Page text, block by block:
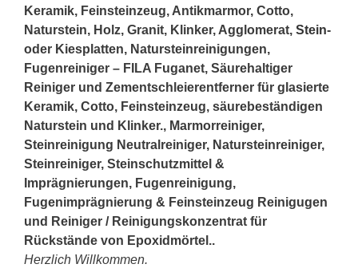
Keramik, Feinsteinzeug, Antikmarmor, Cotto,
Naturstein, Holz, Granit, Klinker, Agglomerat, Stein-
oder Kiesplatten, Natursteinreinigungen,
Fugenreiniger – FILA Fuganet, Säurehaltiger
Reiniger und Zementschleierentferner für glasierte
Keramik, Cotto, Feinsteinzeug, säurebeständigen
Naturstein und Klinker., Marmorreiniger,
Steinreinigung Neutralreiniger, Natursteinreiniger,
Steinreiniger, Steinschutzmittel &
Imprägnierungen, Fugenreinigung,
Fugenimprägnierung & Feinsteinzeug Reinigugen
und Reiniger / Reinigungskonzentrat für
Rückstände von Epoxidmörtel..
Herzlich Willkommen.